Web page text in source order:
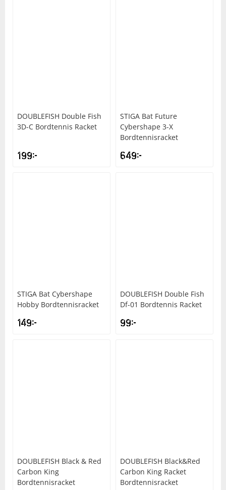
DOUBLEFISH Double Fish
3D-C Bordtennis Racket
199kr
STIGA Bat Future
Cybershape 3-X
Bordtennisracket
649kr
STIGA Bat Cybershape
Hobby Bordtennisracket
149kr
DOUBLEFISH Double Fish
Df-01 Bordtennis Racket
99kr
DOUBLEFISH Black & Red
Carbon King
Bordtennisracket
DOUBLEFISH Black&Red
Carbon King Racket
Bordtennisracket